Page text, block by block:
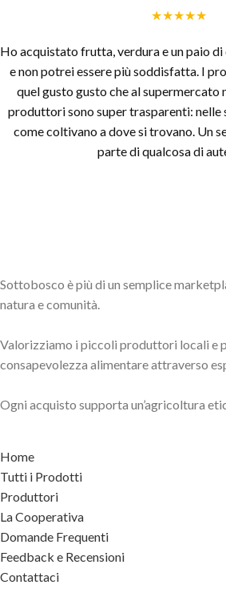
★★★★★
Ho acquistato frutta, verdura e un paio
e non potrei essere più soddisfatta. I
quel gusto gusto che al supermercato
produttori sono super trasparenti: nelle
come coltivano a dove si trovano. Un
parte di qualcosa di
Sottobosco è più di un semplice
natura e comunità.
Valorizziamo i piccoli produttori locali e
consapevolezza alimentare attraverso
Ogni acquisto supporta un’agricoltura
Home
Tutti i Prodotti
Produttori
La Cooperativa
Domande Frequenti
Feedback e Recensioni
Contattaci